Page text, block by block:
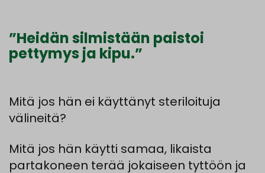
”Heidän silmistään paistoi
pettymys ja kipu.”
Mitä jos hän ei käyttänyt steriloituja
välineitä?
Mitä jos hän käytti samaa, likaista
partakoneen terää jokaiseen tyttöön ja